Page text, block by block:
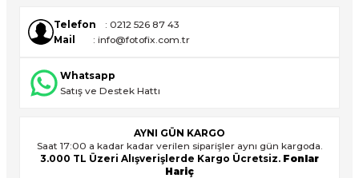
Setleri
Telefon
: 0212 526 87 43
Mail
: info@fotofix.com.tr
Whatsapp
Satış ve Destek Hattı
AYNI GÜN KARGO
Saat 17:00 a kadar kadar verilen siparişler aynı gün kargoda.
3.000 TL Üzeri Alışverişlerde Kargo Ücretsiz. Fonlar
Hariç